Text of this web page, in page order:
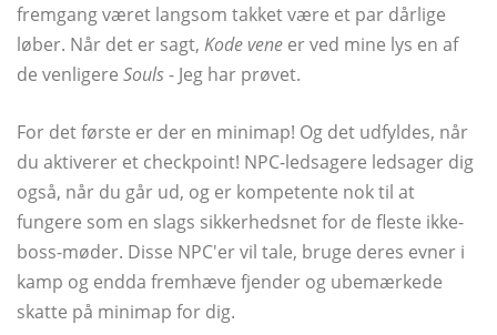
fremgang været langsom takket være et par dårlige
løber. Når det er sagt, Kode vene er ved mine lys en af ​​
de venligere Souls- Jeg har prøvet.
For det første er der en minimap! Og det udfyldes, når
du aktiverer et checkpoint! NPC-ledsagere ledsager dig
også, når du går ud, og er kompetente nok til at
fungere som en slags sikkerhedsnet for de fleste ikke-
boss-møder. Disse NPC'er vil tale, bruge deres evner i
kamp og endda fremhæve fjender og ubemærkede
skatte på minimap for dig.